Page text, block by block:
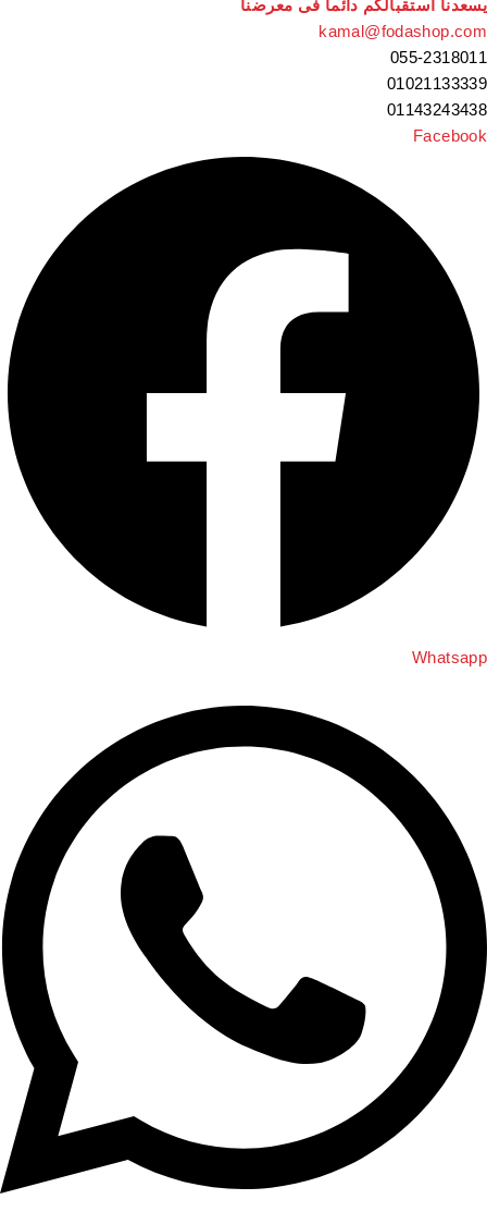
استقبالكم دائما فى معرضنا
055-